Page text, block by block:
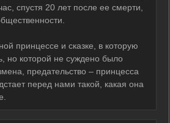
спустя 20 лет после ее смерти,
принцессе и сказке, в которую
но которой не суждено было
предательство – принцесса
перед нами такой, какая она